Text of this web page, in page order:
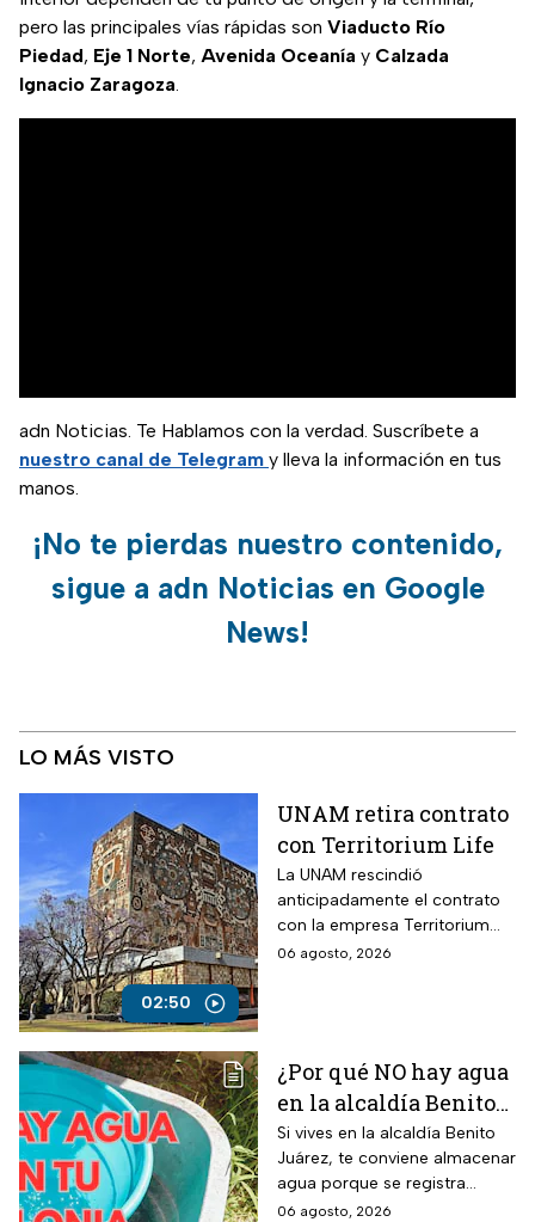
pero las principales vías rápidas son Viaducto Río
Piedad, Eje 1 Norte, Avenida Oceanía y Calzada
Ignacio Zaragoza.
adn Noticias. Te Hablamos con la verdad. Suscríbete a
nuestro canal de Telegram y lleva la información en tus
manos.
¡No te pierdas nuestro contenido,
sigue a adn Noticias en Google
News!
LO MÁS VISTO
02:50
UNAM retira contrato
con Territorium Life
La UNAM rescindió
anticipadamente el contrato
con la empresa Territorium
Life, encargada del examen
06 agosto, 2026
¿Por qué NO hay agua
en la alcaldía Benito
Juárez? Lista de
colonias afectadas
hasta el viernes
Si vives en la alcaldía Benito
Juárez, te conviene almacenar
agua porque se registra
suspensión del suministro por
06 agosto, 2026